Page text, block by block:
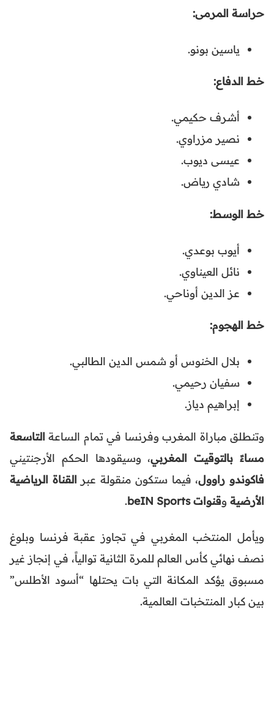
حراسة المرمى:
ياسين بونو.
خط الدفاع:
أشرف حكيمي.
نصير مزراوي.
عيسى ديوب.
شادي رياض.
خط الوسط:
أيوب بوعدي.
نائل العيناوي.
عز الدين أوناحي.
خط الهجوم:
بلال الخنوس أو شمس الدين الطالبي.
سفيان رحيمي.
إبراهيم دياز.
وتنطلق مباراة المغرب وفرنسا في تمام الساعة التاسعة
مساءً بالتوقيت المغربي، وسيقودها الحكم الأرجنتيني
فاكوندو راوول، فيما ستكون منقولة عبر القناة الرياضية
الأرضية وقنوات beIN Sports .
ويأمل المنتخب المغربي في تجاوز عقبة فرنسا وبلوغ
نصف نهائي كأس العالم للمرة الثانية توالياً، في إنجاز غير
مسبوق يؤكد المكانة التي بات يحتلها “أسود الأطلس”
بين كبار المنتخبات العالمية.